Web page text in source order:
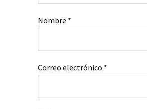
Nombre *
Correo electrónico *